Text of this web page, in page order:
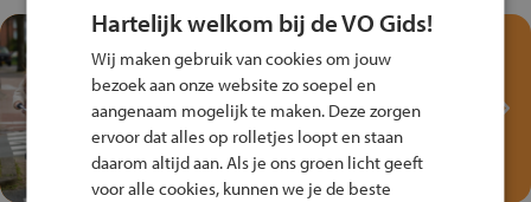
Test je kennis met het
Fiets Veilig
Verkeersspel!
Speel het Fiets Veilig Verkeersspel
en win een Cortina-fiets!
Hartelijk welkom bij de VO Gids!
Wij maken gebruik van cookies om jouw
bezoek aan onze website zo soepel en
aangenaam mogelijk te maken. Deze zorgen
ervoor dat alles op rolletjes loopt en staan
daarom altijd aan. Als je ons groen licht geeft
voor alle cookies, kunnen we je de beste